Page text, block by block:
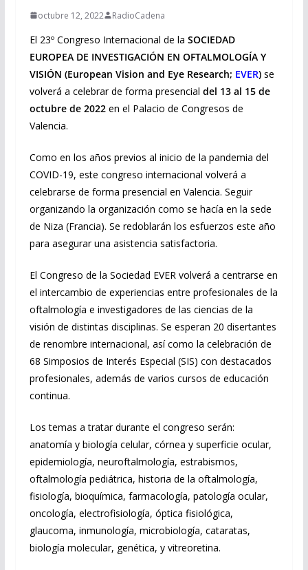
octubre 12, 2022 RadioCadena
El 23º Congreso Internacional de la SOCIEDAD
EUROPEA DE INVESTIGACIÓN EN OFTALMOLOGÍA Y
VISIÓN (European Vision and Eye Research; EVER)se
volverá a celebrar de forma presencial del 13 al 15 de
octubre de 2022en el Palacio de Congresos de
Valencia.
Como en los años previos al inicio de la pandemia del
COVID-19, este congreso internacional volverá a
celebrarse de forma presencial en Valencia. Seguir
organizando la organización como se hacía en la sede
de Niza (Francia). Se redoblarán los esfuerzos este año
para asegurar una asistencia satisfactoria.
El Congreso de la Sociedad EVER volverá a centrarse en
el intercambio de experiencias entre profesionales de la
oftalmología e investigadores de las ciencias de la
visión de distintas disciplinas. Se esperan 20 disertantes
de renombre internacional, así como la celebración de
68 Simposios de Interés Especial (SIS) con destacados
profesionales, además de varios cursos de educación
continua.
Los temas a tratar durante el congreso serán:
anatomía y biología celular, córnea y superficie ocular,
epidemiología, neuroftalmología, estrabismos,
oftalmología pediátrica, historia de la oftalmología,
fisiología, bioquímica, farmacología, patología ocular,
oncología, electrofisiología, óptica fisiológica,
glaucoma, inmunología, microbiología, cataratas,
biología molecular, genética, y vitreoretina.